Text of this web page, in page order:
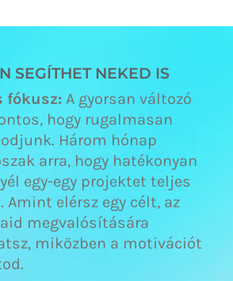
SEGÍTHET NEKED IS
fókusz:A gyorsan változó
hogy rugalmasan
Három hónap
arra, hogy hatékonyan
egy-egy projektet teljes
Amint elérsz egy célt, az
megvalósítására
miközben a motivációt